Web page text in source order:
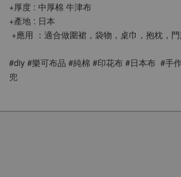
+厚度 : 中厚棉 牛津布
+產地 : 日本
+應用 ：適合做圍裙，袋物，桌巾，抱枕，
#diy #樂可布品 #純棉 #印花布 #日本布  #手
兜